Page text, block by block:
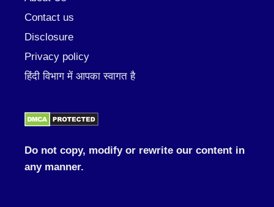
Contact us
Disclosure
Privacy policy
हिंदी विभाग में आपका स्वागत है
Do not copy, modify or rewrite our content in
any manner.